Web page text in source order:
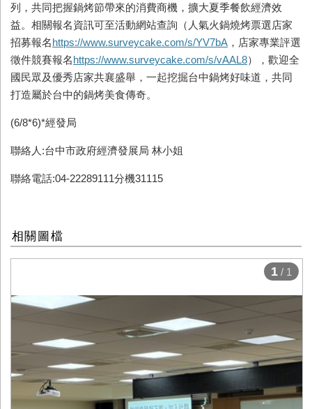
列，共同把握鍋烤節帶來的消費商機，擴大夏季餐飲經濟效
益。相關報名資訊可至活動網站查詢（人氣火鍋燒烤票選店家
招募報名https://www.surveycake.com/s/YV7bA ，店家專業評選
徵件競賽報名https://www.surveycake.com/s/vAAL8），歡迎全
國民眾及優秀店家共襄盛舉，一起挖掘台中鍋烤好味道，共同
打造屬於台中的鍋烤美食傳奇。
(6/8*6)*經發局
聯絡人:台中市政府經濟發展局 林小姐
聯絡電話:04-22289111分機31115
相關圖檔
1 / 1